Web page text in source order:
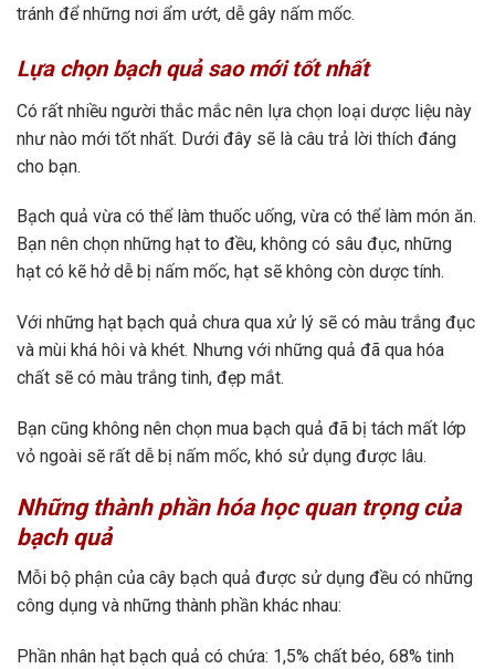
tránh để những nơi ẩm ướt, dễ gây nấm mốc.
Lựa chọn bạch quả sao mới tốt nhất
Có rất nhiều người thắc mắc nên lựa chọn loại dược liệu này
như nào mới tốt nhất. Dưới đây sẽ là câu trả lời thích đáng
cho bạn.
Bạch quả vừa có thể làm thuốc uống, vừa có thể làm món ăn.
Bạn nên chọn những hạt to đều, không có sâu đục, những
hạt có kẽ hở dễ bị nấm mốc, hạt sẽ không còn dược tính.
Với những hạt bạch quả chưa qua xử lý sẽ có màu trắng đục
và mùi khá hôi và khét. Nhưng với những quả đã qua hóa
chất sẽ có màu trắng tinh, đẹp mắt.
Bạn cũng không nên chọn mua bạch quả đã bị tách mất lớp
vỏ ngoài sẽ rất dễ bị nấm mốc, khó sử dụng được lâu.
Những thành phần hóa học quan trọng của
bạch quả
Mỗi bộ phận của cây bạch quả được sử dụng đều có những
công dụng và những thành phần khác nhau:
Phần nhân hạt bạch quả có chứa: 1,5% chất béo, 68% tinh